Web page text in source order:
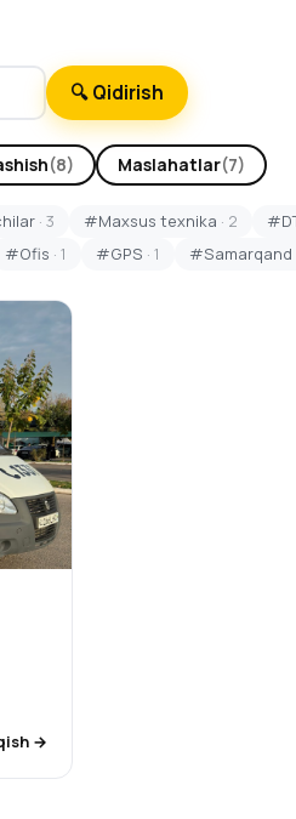
🔍 Qidirish
(8) Maslahatlar(7)
· 3 #Maxsus texnika · 2
#Ofis · 1 #GPS · 1 #Samarqand
→